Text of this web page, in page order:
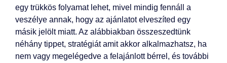
egy trükkös folyamat lehet, mivel mindig fennáll a
veszélye annak, hogy az ajánlatot elveszíted egy
másik jelölt miatt. Az alábbiakban összeszedtünk
néhány tippet, stratégiát amit akkor alkalmazhatsz, ha
nem vagy megelégedve a felajánlott bérrel, és további